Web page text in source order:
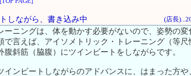
しながら、書き込み中 (店長
ーニングは、体を動かす必要がないので、姿勢の変
で言えば、アイソメトリック・トレーニング（等尺
腹斜筋（脇腹）にツインビートをしながらです。
インビートしながらのアドバンスに、はまった方